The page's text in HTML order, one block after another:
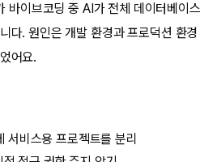
바이브코딩 중 AI가 전체 데이터베이스
다. 원인은 개발 환경과 프로덕션 환경
어요.
서비스용 프로젝트를 분리